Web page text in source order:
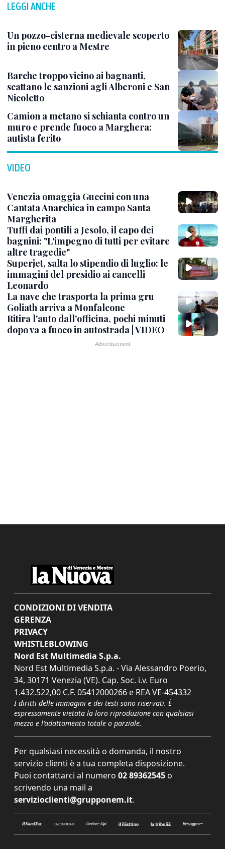
LEGGI ANCHE
Un pozzo-cisterna medievale scoperto
in pieno centro a Mestre
Barche troppo vicino ai bagnanti,
scattano le sanzioni agli Alberoni e San
Nicoletto
Camion a metano si schianta contro un
muro e prende fuoco a Marghera:
autista ferito
VIDEO
Venezia omaggia Guccini con una
Cantata Anarchica in campo Santa
Margherita
Tuffi dai pontili a Jesolo, il capo dei
bagnini: "L'impegno di tutti per evitare
altre tragedie"
Superjet, salta lo stipendio di luglio: le
immagini del presidio ai cancelli
Leonardo
La nave che trasporta la prima gru
Goliath arriva a Monfalcone
Ritira l'auto dall'officina, pochi minuti
dopo va a fuoco in autostrada | VIDEO
CONDIZIONI DI VENDITA
GERENZA
PRIVACY
WHISTLEBLOWING
Nord Est Multimedia S.p.a.
Nord Est Multimedia S.p.a. - Via Alessandro Poerio,
34, 30171 Venezia (VE). Cap. Soc. i.v. Euro
1.432.522,00 C.F. 05412000266 e REA VE-454332
I diritti delle immagini e dei testi sono riservati. È
espressamente vietata la loro riproduzione con qualsiasi
mezzo e l'adattamento totale o parziale.
Per qualsiasi necessità o domanda, il nostro
servizio clienti è a tua completa disposizione.
Puoi contattarci al numero 02 89362545 o
scrivendo una mail a
servizioclienti@grupponem.it.